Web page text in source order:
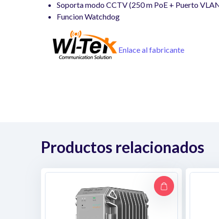
Soporta modo CCTV (250 m PoE + Puerto
Funcion Watchdog
Enlace al fabricante
Productos relacionados